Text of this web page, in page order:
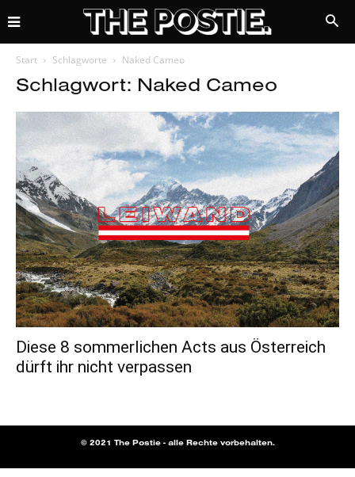
Start Schlagworte Naked Cameo
Schlagwort: Naked Cameo
Diese 8 sommerlichen Acts aus Österreich
dürft ihr nicht verpassen
© 2021 The Postie - alle Rechte vorbehalten.